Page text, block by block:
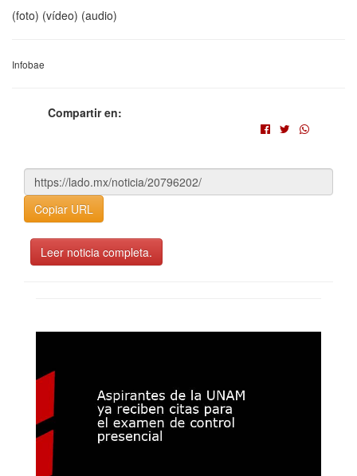
(foto) (vídeo) (audio)
Infobae
Compartir en:
Copiar URL
Leer noticia completa.